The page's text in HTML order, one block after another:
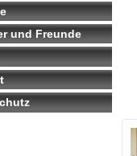
und Freunde